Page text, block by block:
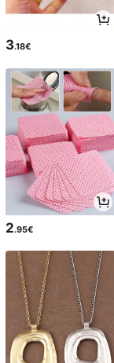
3.18€
2.95€